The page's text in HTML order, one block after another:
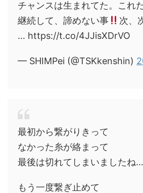
チャンスは生まれてた。これ
継続して、諦めない事
次、
… https://t.co/4JJisXDrVO
— SHIMPei (@TSKkenshin)
最初から繋がりきって
なかった糸が絡まって
最後は切れてしまいましたね…
もう一度繋ぎ止めて